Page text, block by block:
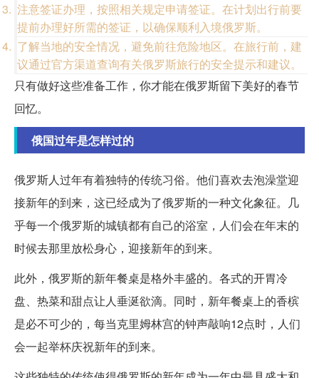
注意签证办理，按照相关规定申请签证。在计划出行前要
提前办理好所需的签证，以确保顺利入境俄罗斯。
了解当地的安全情况，避免前往危险地区。在旅行前，建
议通过官方渠道查询有关俄罗斯旅行的安全提示和建议。
只有做好这些准备工作，你才能在俄罗斯留下美好的春节
回忆。
俄国过年是怎样过的
俄罗斯人过年有着独特的传统习俗。他们喜欢去泡澡堂迎
接新年的到来，这已经成为了俄罗斯的一种文化象征。几
乎每一个俄罗斯的城镇都有自己的浴室，人们会在年末的
时候去那里放松身心，迎接新年的到来。
此外，俄罗斯的新年餐桌是格外丰盛的。各式的开胃冷
盘、热菜和甜点让人垂涎欲滴。同时，新年餐桌上的香槟
是必不可少的，每当克里姆林宫的钟声敲响12点时，人们
会一起举杯庆祝新年的到来。